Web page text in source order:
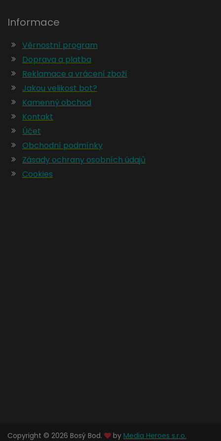
Informace
Věrnostní program
Doprava a platba
Reklamace a vrácení zboží
Jakou velikost bot?
Kamenný obchod
Kontakt
Účet
Obchodní podmínky
Zásady ochrany osobních údajů
Cookies
Copyright © 2026 Bosý Bod. by Media Heroes s.r.o.